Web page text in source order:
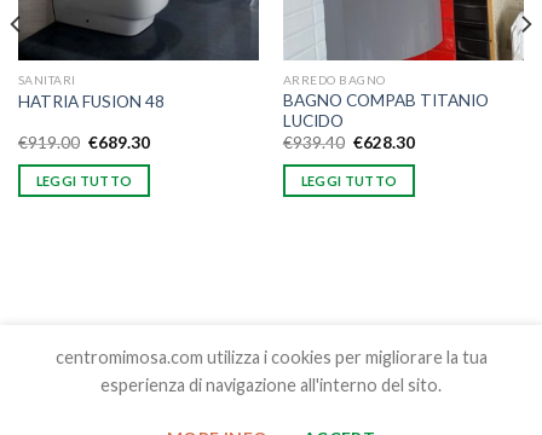
SANITARI
HATRIA FUSION 48
€919.00 €689.30
LEGGI TUTTO
ARREDO BAGNO
BAGNO COMPAB TITANIO
LUCIDO
€939.40 €628.30
LEGGI TUTTO
centromimosa.com utilizza i cookies per migliorare la tua
esperienza di navigazione all'interno del sito.